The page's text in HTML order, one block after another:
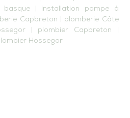
installation pompe à
Capbreton
plomberie Côte
plombier Capbreton
Hossegor